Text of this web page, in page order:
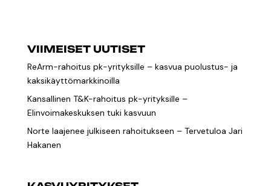
VIIMEISET UUTISET
ReArm-rahoitus pk-yrityksille – kasvua puolustus- ja
kaksikäyttömarkkinoilla
Kansallinen T&K-rahoitus pk-yrityksille –
Elinvoimakeskuksen tuki kasvuun
Norte laajenee julkiseen rahoitukseen – Tervetuloa Jari
Hakanen